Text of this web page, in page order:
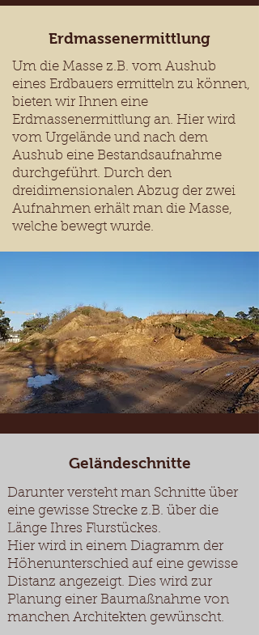
Erdmassenermittlung
Um die Masse z.B. vom Aushub
eines Erdbauers ermitteln zu können,
bieten wir Ihnen eine
Erdmassenermittlung an. Hier wird
vom Urgelände und nach dem
Aushub eine Bestandsaufnahme
durchgeführt. Durch den
dreidimensionalen Abzug der zwei
Aufnahmen erhält man die Masse,
welche bewegt wurde.
Geländeschnitte
Darunter versteht man Schnitte über
eine gewisse Strecke z.B. über die
Länge Ihres Flurstückes.
Hier wird in einem Diagramm der
Höhenunterschied auf eine gewisse
Distanz angezeigt. Dies wird zur
Planung einer Baumaßnahme von
manchen Architekten gewünscht.